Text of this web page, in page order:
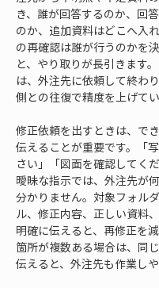
き、誰が回答するのか、回
のか、追加資料はどこへ入
の再確認は誰が行うのかを
と、やり取りが長引きます
は、外注先に依頼して終わ
側との往復で精度を上げてい
修正依頼を出すときは、で
伝えることが重要です。「
さい」「図面を確認してく
曖昧な指示では、外注先が
分かりません。対象フォル
ル、修正内容、正しい資料
明確に伝えると、再修正を
箇所が複数ある場合は、同
伝えると、外注先も作業しや